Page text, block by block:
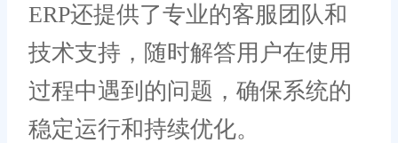
ERP还提供了专业的客服团队和
技术支持，随时解答用户在使用
过程中遇到的问题，确保系统的
稳定运行和持续优化。